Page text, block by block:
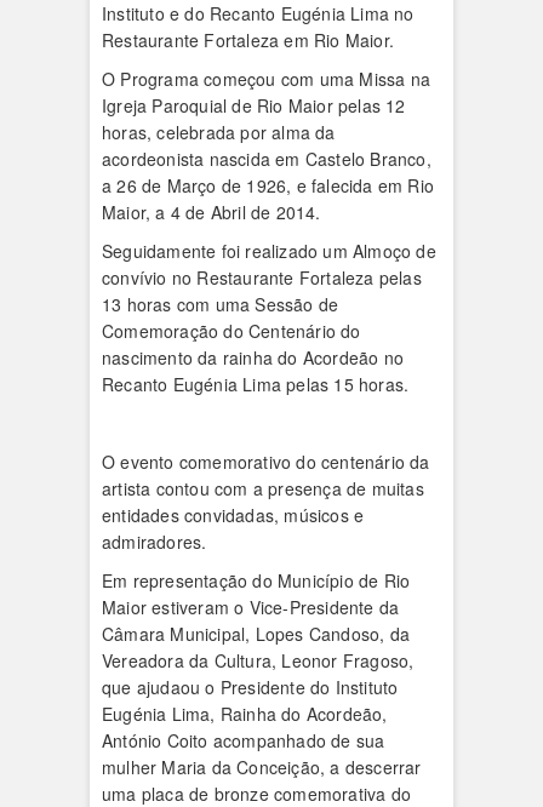
Instituto e do Recanto Eugénia Lima no
Restaurante Fortaleza em Rio Maior.
O Programa começou com uma Missa na
Igreja Paroquial de Rio Maior pelas 12
horas, celebrada por alma da
acordeonista nascida em Castelo Branco,
a 26 de Março de 1926, e falecida em Rio
Maior, a 4 de Abril de 2014.
Seguidamente foi realizado um Almoço de
convívio no Restaurante Fortaleza pelas
13 horas com uma Sessão de
Comemoração do Centenário do
nascimento da rainha do Acordeão no
Recanto Eugénia Lima pelas 15 horas.
O evento comemorativo do centenário da
artista contou com a presença de muitas
entidades convidadas, músicos e
admiradores.
Em representação do Município de Rio
Maior estiveram o Vice-Presidente da
Câmara Municipal, Lopes Candoso, da
Vereadora da Cultura, Leonor Fragoso,
que ajudaou o Presidente do Instituto
Eugénia Lima, Rainha do Acordeão,
António Coito acompanhado de sua
mulher Maria da Conceição, a descerrar
uma placa de bronze comemorativa do